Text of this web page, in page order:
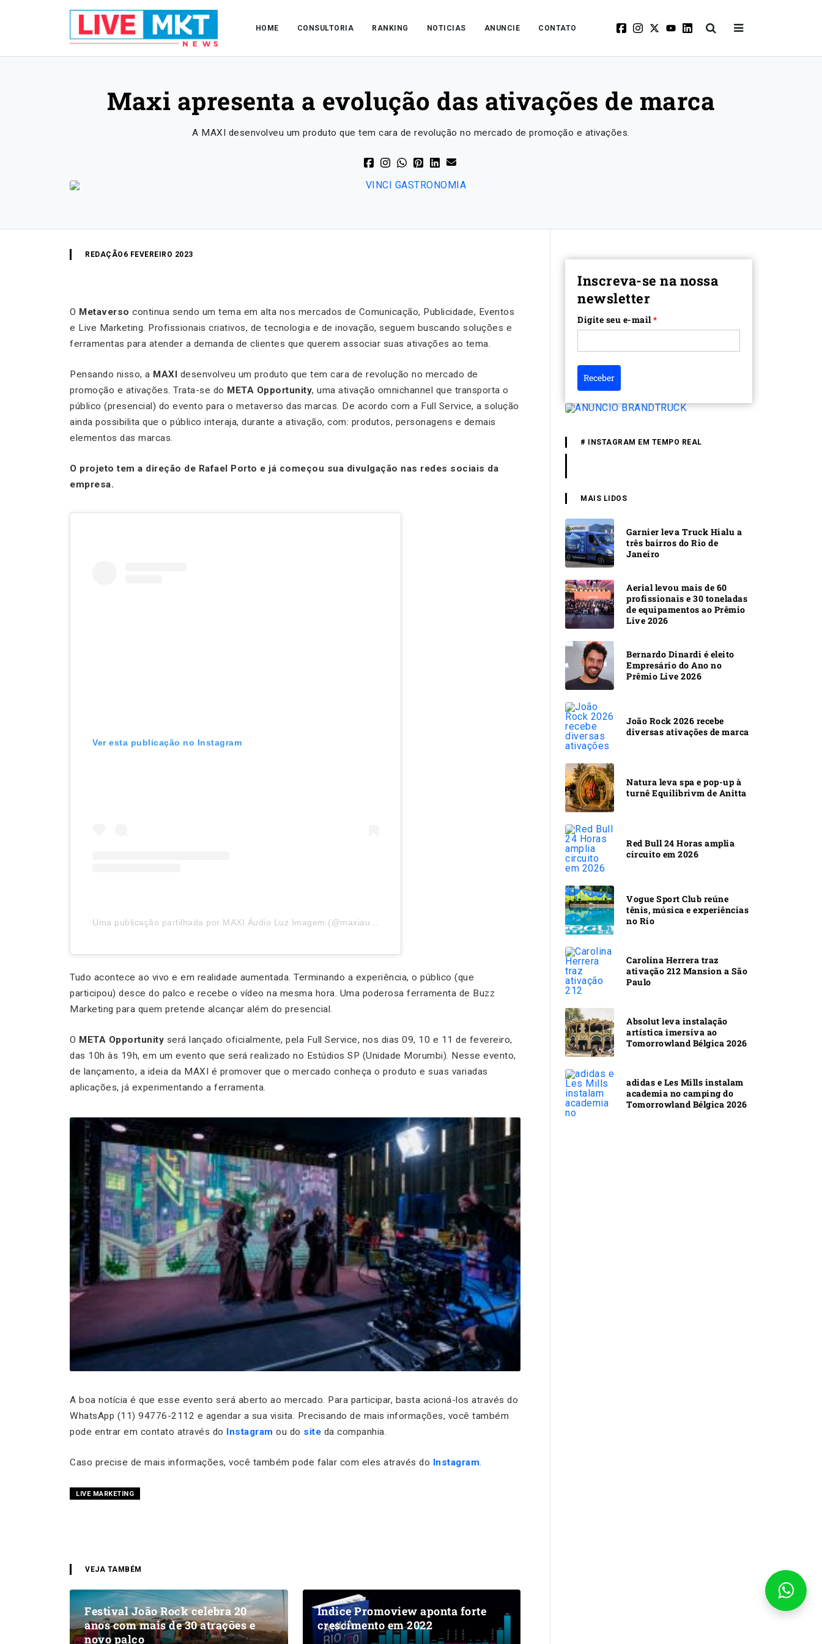
HOME CONSULTORIA RANKING NOTICIAS ANUNCIE CONTATO
Maxi apresenta a evolução das ativações de marca
A MAXI desenvolveu um produto que tem cara de revolução no mercado de promoção e ativações.
REDAÇÃO 6 FEVEREIRO 2023
O Metaverso continua sendo um tema em alta nos mercados de Comunicação, Publicidade, Eventos
e Live Marketing. Profissionais criativos, de tecnologia e de inovação, seguem buscando soluções e
ferramentas para atender a demanda de clientes que querem associar suas ativações ao tema.
Pensando nisso, a MAXI desenvolveu um produto que tem cara de revolução no mercado de
promoção e ativações. Trata-se do META Opportunity, uma ativação omnichannel que transporta o
público (presencial) do evento para o metaverso das marcas. De acordo com a Full Service, a solução
ainda possibilita que o público interaja, durante a ativação, com: produtos, personagens e demais
elementos das marcas.
O projeto tem a direção de Rafael Porto e já começou sua divulgação nas redes sociais da
empresa.
Ver esta publicação no Instagram
Tudo acontece ao vivo e em realidade aumentada. Terminando a experiência, o público (que
participou) desce do palco e recebe o vídeo na mesma hora. Uma poderosa ferramenta de Buzz
Marketing para quem pretende alcançar além do presencial.
O META Opportunity será lançado oficialmente, pela Full Service, nos dias 09, 10 e 11 de fevereiro,
das 10h às 19h, em um evento que será realizado no Estúdios SP (Unidade Morumbi). Nesse evento,
de lançamento, a ideia da MAXI é promover que o mercado conheça o produto e suas variadas
aplicações, já experimentando a ferramenta.
A boa notícia é que esse evento será aberto ao mercado. Para participar, basta acioná-los através do
WhatsApp (11) 94776-2112 e agendar a sua visita. Precisando de mais informações, você também
pode entrar em contato através do Instagram ou do site da companhia.
Caso precise de mais informações, você também pode falar com eles através do Instagram.
LIVE MARKETING
VEJA TAMBÉM
Festival João Rock celebra 20
anos com mais de 30 atrações e
novo palco
Índice Promoview aponta forte
crescimento em 2022
Inscreva-se na nossa
newsletter
Digite seu e-mail*
Receber
# INSTAGRAM EM TEMPO REAL
MAIS LIDOS
Garnier leva Truck Hialu a
três bairros do Rio de
Janeiro
Aerial levou mais de 60
profissionais e 30 toneladas
de equipamentos ao Prêmio
Live 2026
Bernardo Dinardi é eleito
Empresário do Ano no
Prêmio Live 2026
João Rock 2026 recebe
diversas ativações de marca
Natura leva spa e pop-up à
turnê Equilibrivm de Anitta
Red Bull 24 Horas amplia
circuito em 2026
Vogue Sport Club reúne
tênis, música e experiências
no Rio
Carolina Herrera traz
ativação 212 Mansion a São
Paulo
Absolut leva instalação
artística imersiva ao
Tomorrowland Bélgica 2026
adidas e Les Mills instalam
academia no camping do
Tomorrowland Bélgica 2026